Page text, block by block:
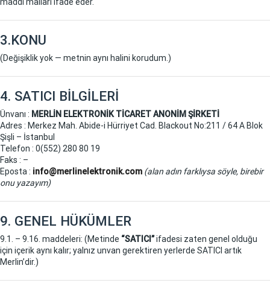
3.KONU
(Değişiklik yok — metnin aynı halini korudum.)
4. SATICI BİLGİLERİ
Ünvanı : MERLİN ELEKTRONİK TİCARET ANONİM ŞİRKETİ
Adres : Merkez Mah. Abide-i Hürriyet Cad. Blackout No:211 / 64 A Blok
Şişli – İstanbul
Telefon : 0(552) 280 80 19
Faks : –
Eposta : info@merlinelektronik.com (alan adın farklıysa söyle, birebir
onu yazayım)
9. GENEL HÜKÜMLER
9.1. – 9.16. maddeleri: (Metinde “SATICI”ifadesi zaten genel olduğu
için içerik aynı kalır; yalnız unvan gerektiren yerlerde SATICI artık
Merlin’dir.)